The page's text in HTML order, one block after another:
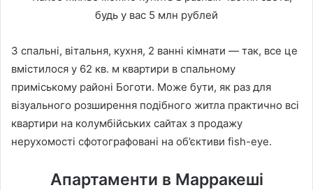
3 спальні, вітальня, кухня, 2 ванні кімнати — так, все це
вмістилося у 62 кв. м квартири в спальному
приміському районі Боготи. Може бути, як раз для
візуального розширення подібного житла практично всі
квартири на колумбійських сайтах з продажу
нерухомості сфотографовані на об’єктиви fish-eye.
Апартаменти в Марракеші